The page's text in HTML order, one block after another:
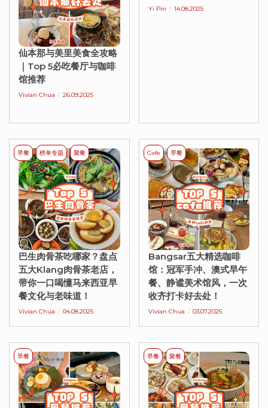
仙本那与美里美食全攻略
｜Top 5必吃餐厅与咖啡
馆推荐
Vivian Chua 26.09.2025
Yi Pin 14.08.2025
巴生肉骨茶吃哪家？盘点
五大Klang肉骨茶老店，
带你一口喝懂马来西亚早
餐文化与老味道！
Vivian Chua 04.08.2025
早餐 榜单专题 聚餐
Bangsar五大精选咖啡
馆：冠军手冲、澳式早午
餐、静谧美术馆风，一次
收齐打卡好去处！
Vivian Chua 03.07.2025
Cafe 早餐
早餐 早餐 聚餐